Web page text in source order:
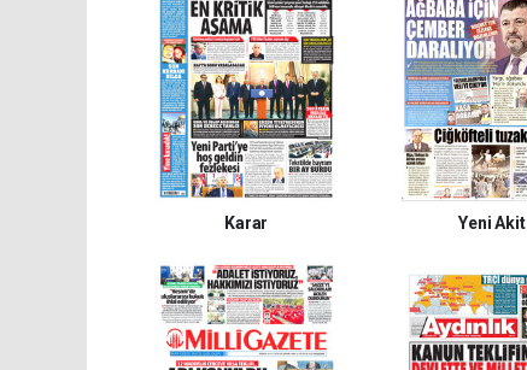
Karar Yeni Akit